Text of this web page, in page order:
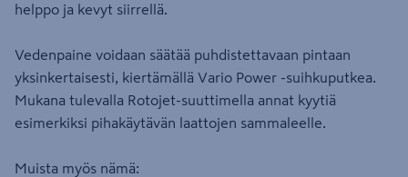
helppo ja kevyt siirrellä.
Vedenpaine voidaan säätää puhdistettavaan pintaan
yksinkertaisesti, kiertämällä Vario Power -suihkuputkea.
Mukana tulevalla Rotojet-suuttimella annat kyytiä
esimerkiksi pihakäytävän laattojen sammaleelle.
Muista myös nämä: